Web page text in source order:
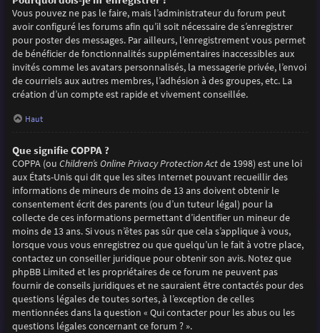
Vous pouvez ne pas le faire, mais l’administrateur du forum peut
avoir configuré les forums afin qu’il soit nécessaire de s’enregistrer
pour poster des messages. Par ailleurs, l’enregistrement vous permet
de bénéficier de fonctionnalités supplémentaires inaccessibles aux
invités comme les avatars personnalisés, la messagerie privée, l’envoi
de courriels aux autres membres, l’adhésion à des groupes, etc. La
création d’un compte est rapide et vivement conseillée.
Haut
Que signifie COPPA ?
COPPA (ou Children’s Online Privacy Protection Actde 1998) est une loi
aux États-Unis qui dit que les sites Internet pouvant recueillir des
informations de mineurs de moins de 13 ans doivent obtenir le
consentement écrit des parents (ou d’un tuteur légal) pour la
collecte de ces informations permettant d’identifier un mineur de
moins de 13 ans. Si vous n’êtes pas sûr que cela s’applique à vous,
lorsque vous vous enregistrez ou que quelqu’un le fait à votre place,
contactez un conseiller juridique pour obtenir son avis. Notez que
phpBB Limited et les propriétaires de ce forum ne peuvent pas
fournir de conseils juridiques et ne sauraient être contactés pour des
questions légales de toutes sortes, à l’exception de celles
mentionnées dans la question « Qui contacter pour les abus ou les
questions légales concernant ce forum ? ».